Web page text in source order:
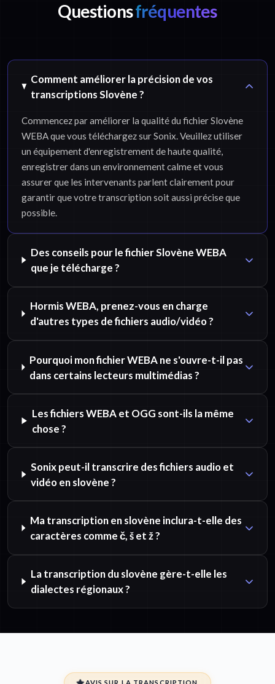
Questionsfréquentes
Comment améliorer la précision de vos
transcriptions Slovène ?
Commencez par améliorer la qualité du fichier Slovène
WEBA que vous téléchargez sur Sonix. Veuillez utiliser
un équipement d'enregistrement de haute qualité,
enregistrer dans un environnement calme et vous
assurer que les intervenants parlent clairement pour
garantir que votre transcription soit aussi précise que
possible.
Des conseils pour le fichier Slovène WEBA
que je télécharge ?
Hormis WEBA, prenez-vous en charge
d'autres types de fichiers audio/vidéo ?
Pourquoi mon fichier WEBA ne s'ouvre-t-il pas
dans certains lecteurs multimédias ?
Les fichiers WEBA et OGG sont-ils la même
chose ?
Sonix peut-il transcrire des fichiers audio et
vidéo en slovène ?
Ma transcription en slovène inclura-t-elle des
caractères comme č, š et ž ?
La transcription du slovène gère-t-elle les
dialectes régionaux ?
AVIS SUR LA TRANSCRIPTION